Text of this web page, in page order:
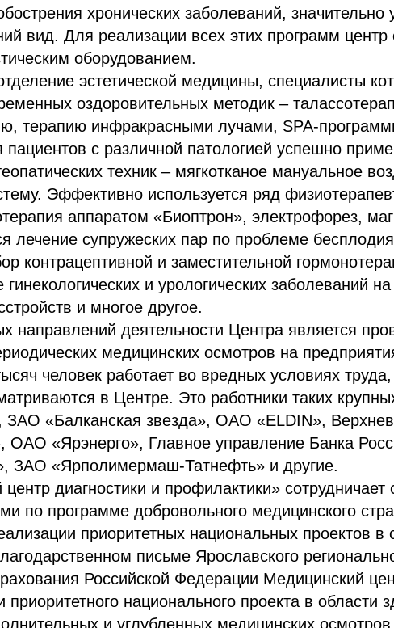
хронических заболеваний, значительно
вид. Для реализации всех этих программ
оборудованием.
эстетической медицины, специалисты
оздоровительных методик –
терапию инфракрасными лучами, SPA-
с различной патологией успешно
техник – мягкотканое мануальное
Эффективно используется ряд
аппаратом «Биоптрон», электрофорез,
лечение супружеских пар по проблеме
контрацептивной и заместительной
гинекологических и урологических заболеваний
и многое другое.
направлений деятельности Центра является
медицинских осмотров на
человек работает во вредных условиях
в Центре. Это работники таких
«Балканская звезда», ОАО «ELDIN»,
«Ярэнерго», Главное управление Банка
ЗАО «Ярполимермаш-Татнефть» и другие.
диагностики и профилактики» сотрудничает
по программе добровольного медицинского
приоритетных национальных проектов в
письме Ярославского
Российской Федерации Медицинский
национального проекта в области
и углубленных медицинских осмотров